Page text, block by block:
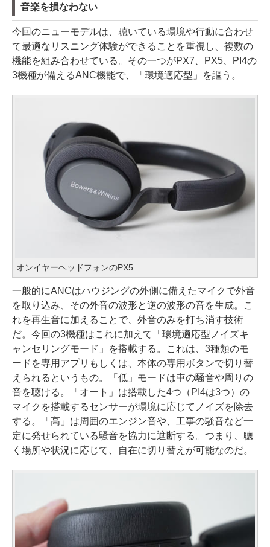
音楽を損なわない
今回のニューモデルは、聴いている環境や行動に合わせ
て最適なリスニング体験ができることを重視し、複数の
機能を組み合わせている。その一つがPX7、PX5、PI4の
3機種が備えるANC機能で、「環境適応型」を謳う。
オンイヤーヘッドフォンのPX5
一般的にANCはハウジングの外側に備えたマイクで外音
を取り込み、その外音の波形と逆の波形の音を生成。こ
れを再生音に加えることで、外音のみを打ち消す技術
だ。今回の3機種はこれに加えて「環境適応型ノイズキ
ャンセリングモード」を搭載する。これは、3種類のモ
ードを専用アプリもしくは、本体の専用ボタンで切り替
えられるというもの。「低」モードは車の騒音や周りの
音を聴ける。「オート」は搭載した4つ（PI4は3つ）の
マイクを搭載するセンサーが環境に応じてノイズを除去
する。「高」は周囲のエンジン音や、工事の騒音など一
定に発せられている騒音を協力に遮断する。つまり、聴
く場所や状況に応じて、自在に切り替えが可能なのだ。